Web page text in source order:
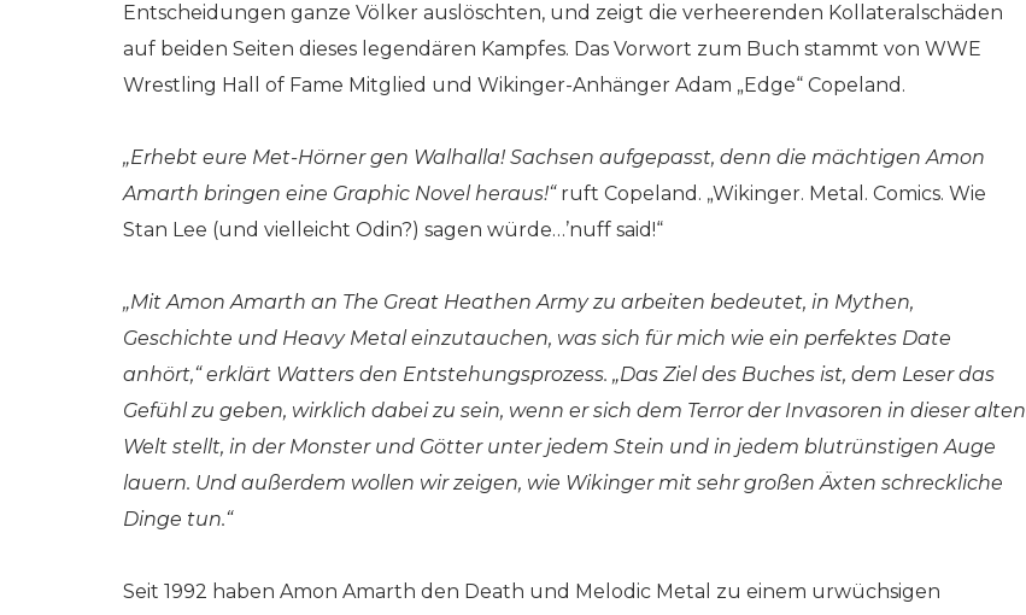
Entscheidungen ganze Völker auslöschten, und zeigt die verheerenden Kollateralschäden
auf beiden Seiten dieses legendären Kampfes. Das Vorwort zum Buch stammt von WWE
Wrestling Hall of Fame Mitglied und Wikinger-Anhänger Adam „Edge“ Copeland.
„Erhebt eure Met-Hörner gen Walhalla! Sachsen aufgepasst, denn die mächtigen Amon
Amarth bringen eine Graphic Novel heraus!“ruft Copeland. „Wikinger. Metal. Comics. Wie
Stan Lee (und vielleicht Odin?) sagen würde…’nuff said!“
„Mit Amon Amarth an The Great Heathen Army zu arbeiten bedeutet, in Mythen,
Geschichte und Heavy Metal einzutauchen, was sich für mich wie ein perfektes Date
anhört,“ erklärt Watters den Entstehungsprozess. „Das Ziel des Buches ist, dem Leser das
Gefühl zu geben, wirklich dabei zu sein, wenn er sich dem Terror der Invasoren in dieser alten
Welt stellt, in der Monster und Götter unter jedem Stein und in jedem blutrünstigen Auge
lauern. Und außerdem wollen wir zeigen, wie Wikinger mit sehr großen Äxten schreckliche
Dinge tun.“
Seit 1992 haben Amon Amarth den Death und Melodic Metal zu einem urwüchsigen